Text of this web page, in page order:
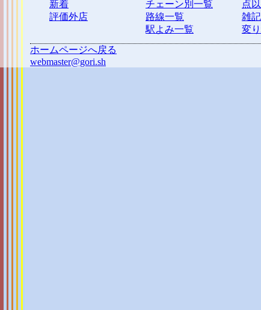
新着
評価外店
チェーン別一覧
路線一覧
駅よみ一覧
点
雑記
変
ホームページへ戻る
webmaster@gori.sh